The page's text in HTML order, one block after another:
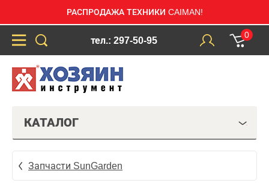
РАСПРОДАЖА ТЕХНИКИ CAIMAN!
тел.: 297-50-95
0
КАТАЛОГ
Запчасти SunGarden